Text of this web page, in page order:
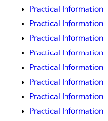
Practical Information
Practical Information
Practical Information
Practical Information
Practical Information
Practical Information
Practical Information
Practical Information